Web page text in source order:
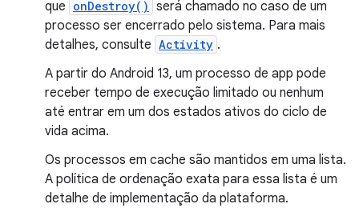
que onDestroy() será chamado no caso de um
processo ser encerrado pelo sistema. Para mais
detalhes, consulte Activity .
A partir do Android 13, um processo de app pode
receber tempo de execução limitado ou nenhum
até entrar em um dos estados ativos do ciclo de
vida acima.
Os processos em cache são mantidos em uma lista.
A política de ordenação exata para essa lista é um
detalhe de implementação da plataforma.